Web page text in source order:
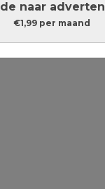
naar
€1,99 per maand
Lees